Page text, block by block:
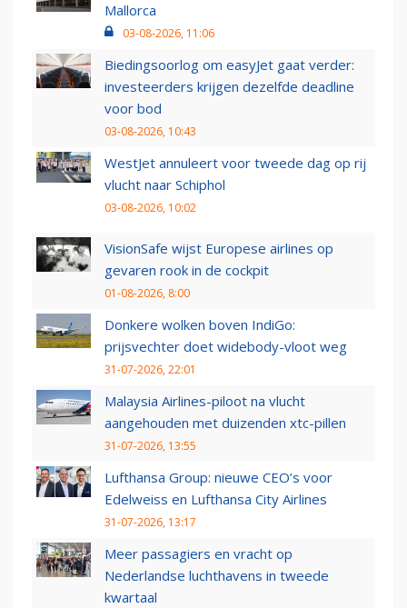
Mallorca
03-08-2026, 11:06
Biedingsoorlog om easyJet gaat verder:
investeerders krijgen dezelfde deadline
voor bod
03-08-2026, 10:43
WestJet annuleert voor tweede dag op rij
vlucht naar Schiphol
03-08-2026, 10:02
VisionSafe wijst Europese airlines op
gevaren rook in de cockpit
01-08-2026, 8:00
Donkere wolken boven IndiGo:
prijsvechter doet widebody-vloot weg
31-07-2026, 22:01
Malaysia Airlines-piloot na vlucht
aangehouden met duizenden xtc-pillen
31-07-2026, 13:55
Lufthansa Group: nieuwe CEO’s voor
Edelweiss en Lufthansa City Airlines
31-07-2026, 13:17
Meer passagiers en vracht op
Nederlandse luchthavens in tweede
kwartaal